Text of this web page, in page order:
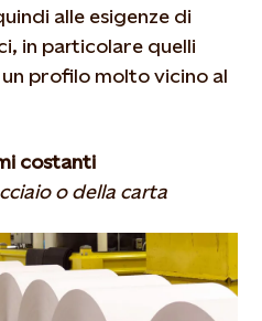
alle esigenze di
in particolare quelli
un profilo molto vicino al
costanti
o della carta